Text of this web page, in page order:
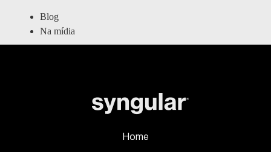
Blog
Na mídia
Home